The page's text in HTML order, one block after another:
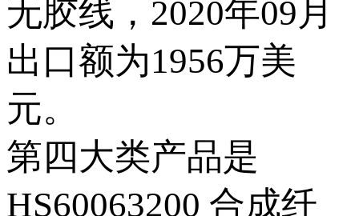
无胶线，2020年09月
出口额为1956万美
元。
第四大类产品是
HS60063200 合成纤